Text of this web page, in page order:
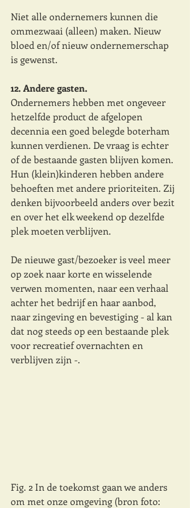
Niet alle ondernemers kunnen die
ommezwaai (alleen) maken. Nieuw
bloed en/of nieuw ondernemerschap
is gewenst.
12. Andere gasten.
Ondernemers hebben met ongeveer
hetzelfde product de afgelopen
decennia een goed belegde boterham
kunnen verdienen. De vraag is echter
of de bestaande gasten blijven komen.
Hun (klein)kinderen hebben andere
behoeften met andere prioriteiten. Zij
denken bijvoorbeeld anders over bezit
en over het elk weekend op dezelfde
plek moeten verblijven.
De nieuwe gast/bezoeker is veel meer
op zoek naar korte en wisselende
verwen momenten, naar een verhaal
achter het bedrijf en haar aanbod,
naar zingeving en bevestiging - al kan
dat nog steeds op een bestaande plek
voor recreatief overnachten en
verblijven zijn -.
Fig. 2 In de toekomst gaan we anders
om met onze omgeving (bron foto: